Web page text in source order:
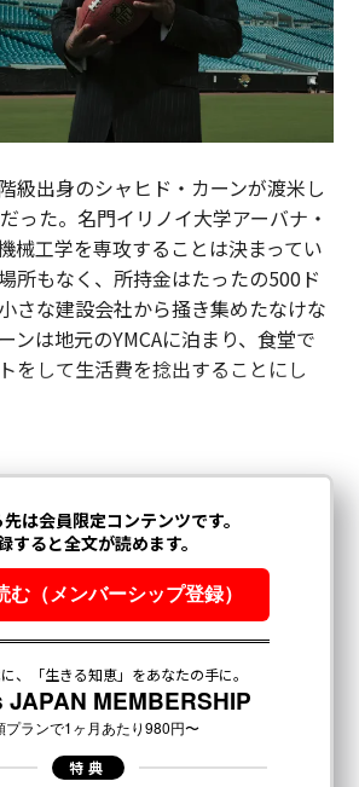
級出身のシャヒド・カーンが渡米し
った。名門イリノイ大学アーバナ・
械工学を専攻することは決まってい
所もなく、所持金はたったの500ド
さな建設会社から掻き集めたなけな
ンは地元のYMCAに泊まり、食堂で
をして生活費を捻出することにし